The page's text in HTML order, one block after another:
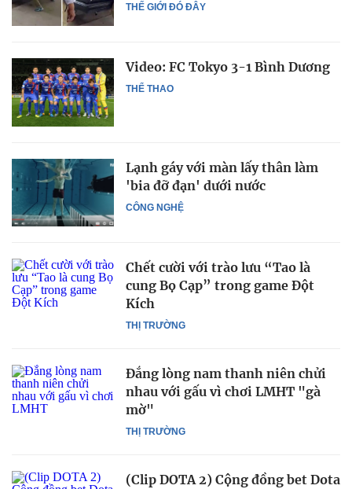
THẾ GIỚI ĐÓ ĐÂY
THỂ THAO
Video: FC Tokyo 3-1 Bình Dương
CÔNG NGHỆ
Lạnh gáy với màn lấy thân làm
'bia đỡ đạn' dưới nước
THỊ TRƯỜNG
Chết cười với trào lưu “Tao là
cung Bọ Cạp” trong game Đột
Kích
THỊ TRƯỜNG
Đắng lòng nam thanh niên chửi
nhau với gấu vì chơi LMHT "gà
mờ"
(Clip DOTA 2) Cộng đồng bet Dota